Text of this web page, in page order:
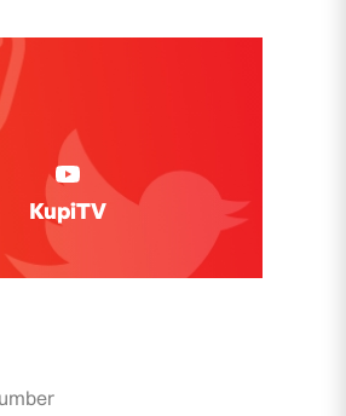
KupiTV